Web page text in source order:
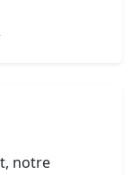
notre